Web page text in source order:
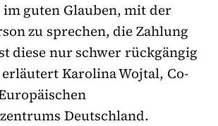
guten Glauben, mit der
zu sprechen, die Zahlung
diese nur schwer rückgängig
Karolina Wojtal, Co-
Deutschland.